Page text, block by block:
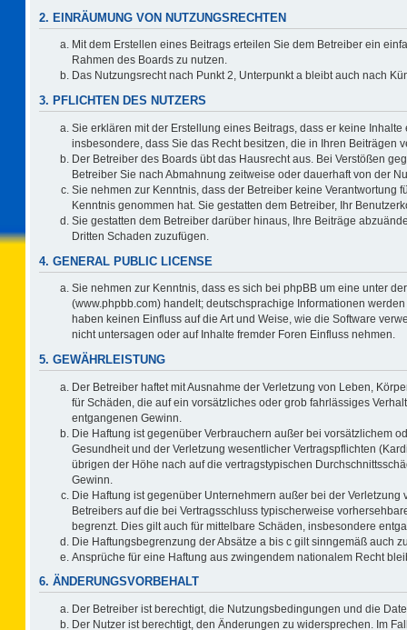
2. EINRÄUMUNG VON NUTZUNGSRECHTEN
Mit dem Erstellen eines Beitrags erteilen Sie dem Betreiber ein
Rahmen des Boards zu nutzen.
Das Nutzungsrecht nach Punkt 2, Unterpunkt a bleibt auch nach
3. PFLICHTEN DES NUTZERS
Sie erklären mit der Erstellung eines Beitrags, dass er keine
insbesondere, dass Sie das Recht besitzen, die in Ihren Beiträgen
Der Betreiber des Boards übt das Hausrecht aus. Bei Verstößen
Betreiber Sie nach Abmahnung zeitweise oder dauerhaft von der
Sie nehmen zur Kenntnis, dass der Betreiber keine Verantwortung
Kenntnis genommen hat. Sie gestatten dem Betreiber, Ihr
Sie gestatten dem Betreiber darüber hinaus, Ihre Beiträge
Dritten Schaden zuzufügen.
4. GENERAL PUBLIC LICENSE
Sie nehmen zur Kenntnis, dass es sich bei phpBB um eine unter der
(www.phpbb.com) handelt; deutschsprachige Informationen
haben keinen Einfluss auf die Art und Weise, wie die Software
nicht untersagen oder auf Inhalte fremder Foren Einfluss nehmen.
5. GEWÄHRLEISTUNG
Der Betreiber haftet mit Ausnahme der Verletzung von Leben,
für Schäden, die auf ein vorsätzliches oder grob fahrlässiges
entgangenen Gewinn.
Die Haftung ist gegenüber Verbrauchern außer bei vorsätzlichem
Gesundheit und der Verletzung wesentlicher Vertragspflichten
übrigen der Höhe nach auf die vertragstypischen
Gewinn.
Die Haftung ist gegenüber Unternehmern außer bei der
Betreibers auf die bei Vertragsschluss typischerweise
begrenzt. Dies gilt auch für mittelbare Schäden, insbesondere
Die Haftungsbegrenzung der Absätze a bis c gilt sinngemäß auch
Ansprüche für eine Haftung aus zwingendem nationalem Recht
6. ÄNDERUNGSVORBEHALT
Der Betreiber ist berechtigt, die Nutzungsbedingungen und die
Der Nutzer ist berechtigt, den Änderungen zu widersprechen. Im